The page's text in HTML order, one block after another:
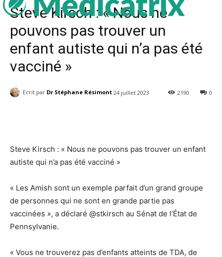
Steve Kirsch : « Nous ne
pouvons pas trouver un
enfant autiste qui n’a pas été
vacciné »
Ecrit par Dr Stéphane Résimont 24 juillet 2023 0
2190
Steve Kirsch : « Nous ne pouvons pas trouver un enfant
autiste qui n’a pas été vacciné »
« Les Amish sont un exemple parfait d’un grand groupe
de personnes qui ne sont en grande partie pas
vaccinées », a déclaré @stkirsch au Sénat de l’État de
Pennsylvanie.
« Vous ne trouverez pas d’enfants atteints de TDA, de